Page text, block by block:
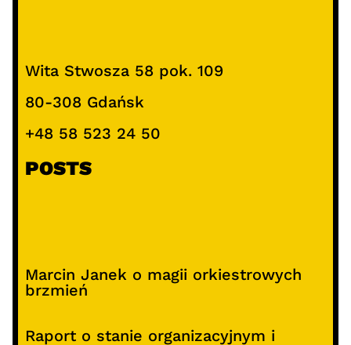
Wita Stwosza 58 pok. 109
80-308 Gdańsk
+48 58 523 24 50
POSTS
Marcin Janek o magii orkiestrowych
brzmień
Raport o stanie organizacyjnym i